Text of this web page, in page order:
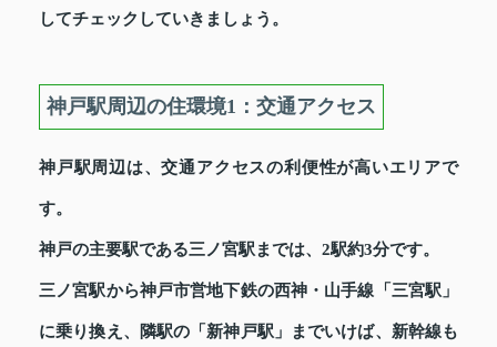
してチェックしていきましょう。
神戸駅周辺の住環境1：交通アクセス
神戸駅周辺は、交通アクセスの利便性が高いエリアで
す。
神戸の主要駅である三ノ宮駅までは、2駅約3分です。
三ノ宮駅から神戸市営地下鉄の西神・山手線「三宮駅」
に乗り換え、隣駅の「新神戸駅」までいけば、新幹線も